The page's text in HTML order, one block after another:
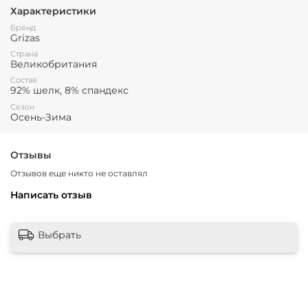
Характеристики
Бренд
Grizas
Страна
Великобритания
Состав
92% шелк, 8% спандекс
Сезон
Осень-Зима
Отзывы
Отзывов еще никто не оставлял
Написать отзыв
Выбрать